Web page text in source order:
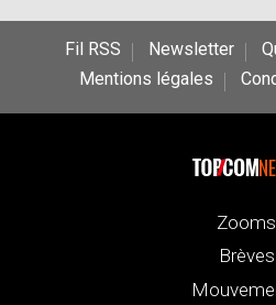
Fil RSS Newsletter
Mentions légales
Zooms
Brèves